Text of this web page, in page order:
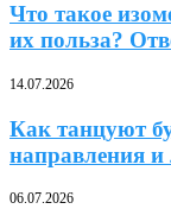
Что такое
их польза?
14.07.2026
Как танцуют
направления
06.07.2026